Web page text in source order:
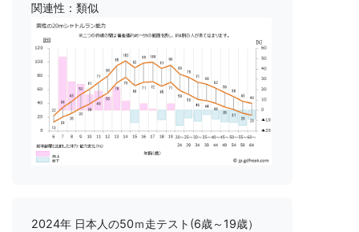
関連性：類似
2024年 日本人の50ｍ走テスト(6歳～19歳）